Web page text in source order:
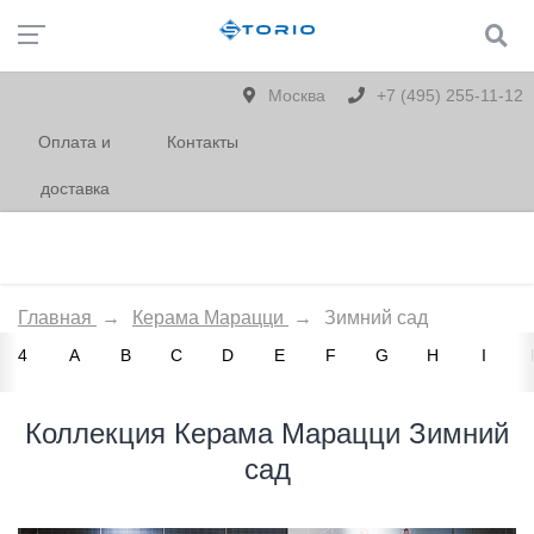
Москва +7 (495) 255-11-12
Оплата и
доставка
Контакты
Главная → Керама Марацци → Зимний сад
4 A B C D E F G H I
Коллекция Керама Марацци Зимний
сад